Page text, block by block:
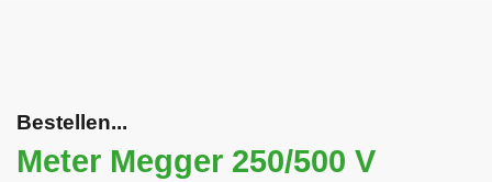
Bestellen...
Meter Megger 250/500 V